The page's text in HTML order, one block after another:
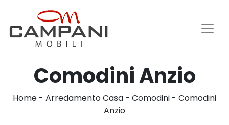
Comodini Anzio
Home - Arredamento Casa - Comodini - Comodini
Anzio